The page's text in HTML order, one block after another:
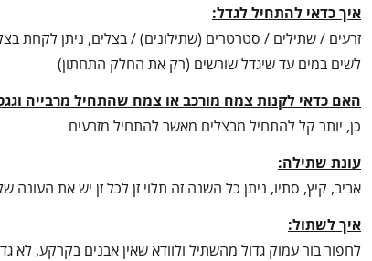
איך כדאי להתחיל לגדל:
זרעים / שתילים / סטרטרים (שתילונים) / בצלים, ניתן לקחת
לשים במים עד שיגדל שורשים (רק את החלק התחתון)
האם כדאי לקנות צמח מורכב או צמח שהתחיל מרבייה
כן, יותר קל להתחיל מבצלים מאשר להתחיל מזרעים
עונת שתילה:
אביב, קיץ, סתיו, ניתן כל השנה זה תלוי זן לכל זן יש את העונה
איך לשתול:
לחפור בור עמוק גדול מהשתיל ולוודא שאין אבנים בקרקע, לא